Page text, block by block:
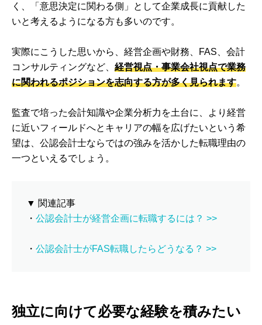
く、「意思決定に関わる側」として企業成長に貢献した
いと考えるようになる方も多いのです。
実際にこうした思いから、経営企画や財務、FAS、会計
コンサルティングなど、 経営視点・事業会社視点で業務
に関われるポジションを志向する方が多く見られます。
監査で培った会計知識や企業分析力を土台に、より経営
に近いフィールドへとキャリアの幅を広げたいという希
望は、公認会計士ならではの強みを活かした転職理由の
一つといえるでしょう。
▼ 関連記事
・公認会計士が経営企画に転職するには？ >>
・公認会計士がFAS転職したらどうなる？ >>
独立に向けて必要な経験を積みたい